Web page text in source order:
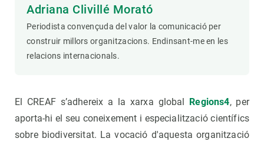
Adriana Clivillé Morató
Periodista convençuda del valor la comunicació per
construir millors organitzacions. Endinsant-me en les
relacions internacionals.
El CREAF s’adhereix a la xarxa global Regions4, per
aporta-hi el seu coneixement i especialització científics
sobre biodiversitat. La vocació d'aquesta organització